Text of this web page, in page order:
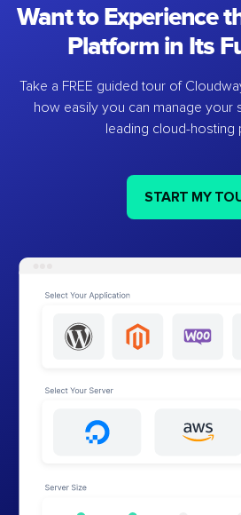
Want to Experience
Platform in Its
Take a FREE guided tour of
how easily you can manage your
leading cloud-hosting
START MY